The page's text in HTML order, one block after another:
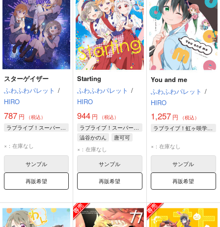
スターゲイザー
ふわふわパレット /
HIRO
787 円 （税込）
ラブライブ！スーパースター!!
×：在庫なし
サンプル
再販希望
Starting
ふわふわパレット /
HIRO
944 円 （税込）
ラブライブ！スーパースター!!
澁谷かのん
唐可可
嵐千砂都
×：在庫なし
サンプル
再販希望
You and me
ふわふわパレット /
HIRO
1,257円 （税込）
ラブライブ！虹ヶ咲学園スクールアイドル同好会
×：在庫なし
サンプル
再販希望